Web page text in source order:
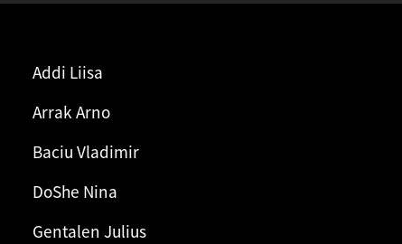
Addi Liisa
Arrak Arno
Baciu Vladimir
DoShe Nina
Gentalen Julius